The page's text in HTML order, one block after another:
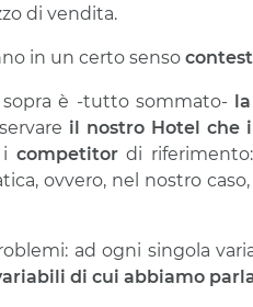
di vendita.
in un certo senso
è -tutto sommato-
il nostro Hotel che
competitordi
ovvero, nel nostro caso,
ad ogni singola
di cui abbiamo